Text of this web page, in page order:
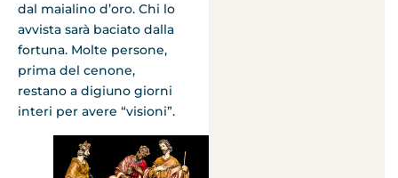
dal maialino d’oro. Chi lo
avvista sarà baciato dalla
fortuna. Molte persone,
prima del cenone,
restano a digiuno giorni
interi per avere “visioni”.